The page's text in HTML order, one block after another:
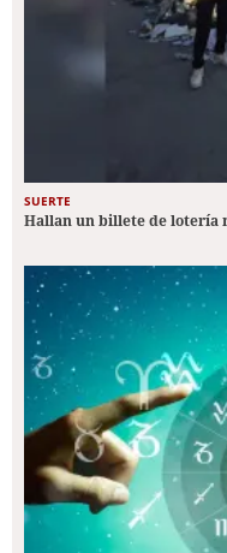
SUERTE
Hallan un billete de lotería